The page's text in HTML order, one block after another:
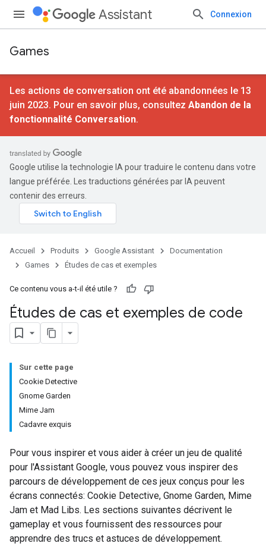
Assistant Connexion
Games
Les actions de conversation ont été abandonnées le 13
juin 2023. Pour en savoir plus, consultez Abandon de la
fonctionnalité Conversation.
Google utilise la technologie IA pour traduire le contenu dans votre
langue préférée. Les traductions générées par IA peuvent
contenir des erreurs.
Accueil Produits Google Assistant
Documentation
Games
Études de cas et exemples
Ce contenu vous a-t-il été utile ?
Études de cas et exemples de code
Sur cette page
Cookie Detective
Gnome Garden
Mime Jam
Cadavre exquis
Pour vous inspirer et vous aider à créer un jeu de qualité
pour l'Assistant Google, vous pouvez vous inspirer des
parcours de développement de ces jeux conçus pour les
écrans connectés: Cookie Detective, Gnome Garden, Mime
Jam et Mad Libs. Les sections suivantes décrivent le
gameplay et vous fournissent des ressources pour
apprendre des trucs et astuces de développement.